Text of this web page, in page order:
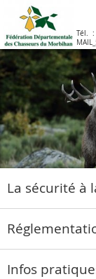
Tél. :
La sécurité à
Infos